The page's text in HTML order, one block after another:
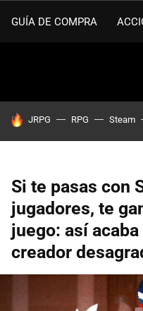
GUÍA DE COMPRA
HOY SE HABLA DE
JRPG RPG Steam
Si te pasas con
jugadores, te
juego: así
creador